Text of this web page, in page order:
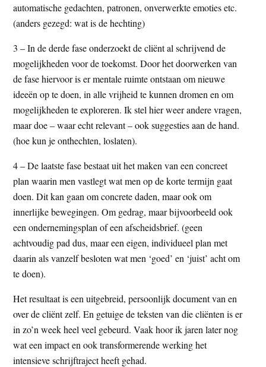
automatische gedachten, patronen, onverwerkte emoties etc.
(anders gezegd: wat is de hechting)
3 – In de derde fase onderzoekt de cliënt al schrijvend de
mogelijkheden voor de toekomst. Door het doorwerken van
de fase hiervoor is er mentale ruimte ontstaan om nieuwe
ideeën op te doen, in alle vrijheid te kunnen dromen en om
mogelijkheden te exploreren. Ik stel hier weer andere vragen,
maar doe – waar echt relevant – ook suggesties aan de hand.
(hoe kun je onthechten, loslaten).
4 – De laatste fase bestaat uit het maken van een concreet
plan waarin men vastlegt wat men op de korte termijn gaat
doen. Dit kan gaan om concrete daden, maar ook om
innerlijke bewegingen. Om gedrag, maar bijvoorbeeld ook
een ondernemingsplan of een afscheidsbrief. (geen
achtvoudig pad dus, maar een eigen, individueel plan met
daarin als vanzelf besloten wat men ‘goed’ en ‘juist’ acht om
te doen).
Het resultaat is een uitgebreid, persoonlijk document van en
over de cliënt zelf. En getuige de teksten van die cliënten is er
in zo’n week heel veel gebeurd. Vaak hoor ik jaren later nog
wat een impact en ook transformerende werking het
intensieve schrijftraject heeft gehad.